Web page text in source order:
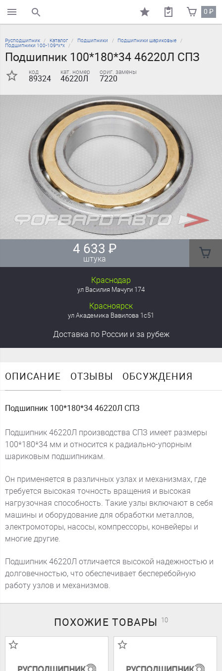
поиск по каталогу 0₽
Русподшипник Каталог Подшипники Подшипники шариковые
Подшипники 100-109*х*х
Подшипник 100*180*34 46220Л СПЗ
код
89324
кат. номер
46220Л
ориг. замены
7220
4 633 ₽
штука
Краснодар
ул Василия Мачуги 174
Красноярск
ул Академика Вавилова 1с51
Доставка по России и за рубеж
ОПИСАНИЕ ОТЗЫВЫ ОБСУЖДЕНИЯ
Подшипник 100*180*34 46220Л СПЗ
Подшипник 46220Л производства СПЗ имеет размеры
100*180*34 мм и относится к радиально-упорным
шариковым подшипникам.
Он применяется в различных узлах и механизмах, где
требуется высокая точность вращения и высокая
нагрузочная способность. Такие узлы включают в себя
машины и оборудование для обработки металлов,
электромоторы, насосы, компрессоры, конвейеры и
многие другие.
Подшипник 46220Л отличается высокой надежностью и
долговечностью, что обеспечивает бесперебойную
работу узлов и механизмов.
ПОХОЖИЕТОВАРЫ 10